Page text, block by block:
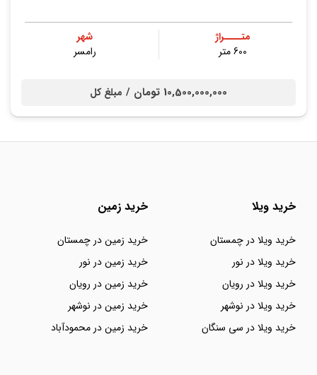
متــــراژ
600 متر
شهر
رامسر
10,500,000,000 تومان / مبلغ کل
خرید ویلا
خرید ویلا در چمستان
خرید ویلا در نور
خرید ویلا در رویان
خرید ویلا در نوشهر
خرید ویلا در سی سنگان
خرید زمین
خرید زمین در چمستان
خرید زمین در نور
خرید زمین در رویان
خرید زمین در نوشهر
خرید زمین در محمودآباد